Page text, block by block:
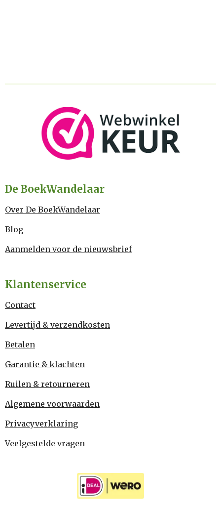
De BoekWandelaar
Over De BoekWandelaar
Blog
Aanmelden voor de nieuwsbrief
Klantenservice
Contact
Levertijd & verzendkosten
Betalen
Garantie & klachten
Ruilen & retourneren
Algemene voorwaarden
Privacyverklaring
Veelgestelde vragen